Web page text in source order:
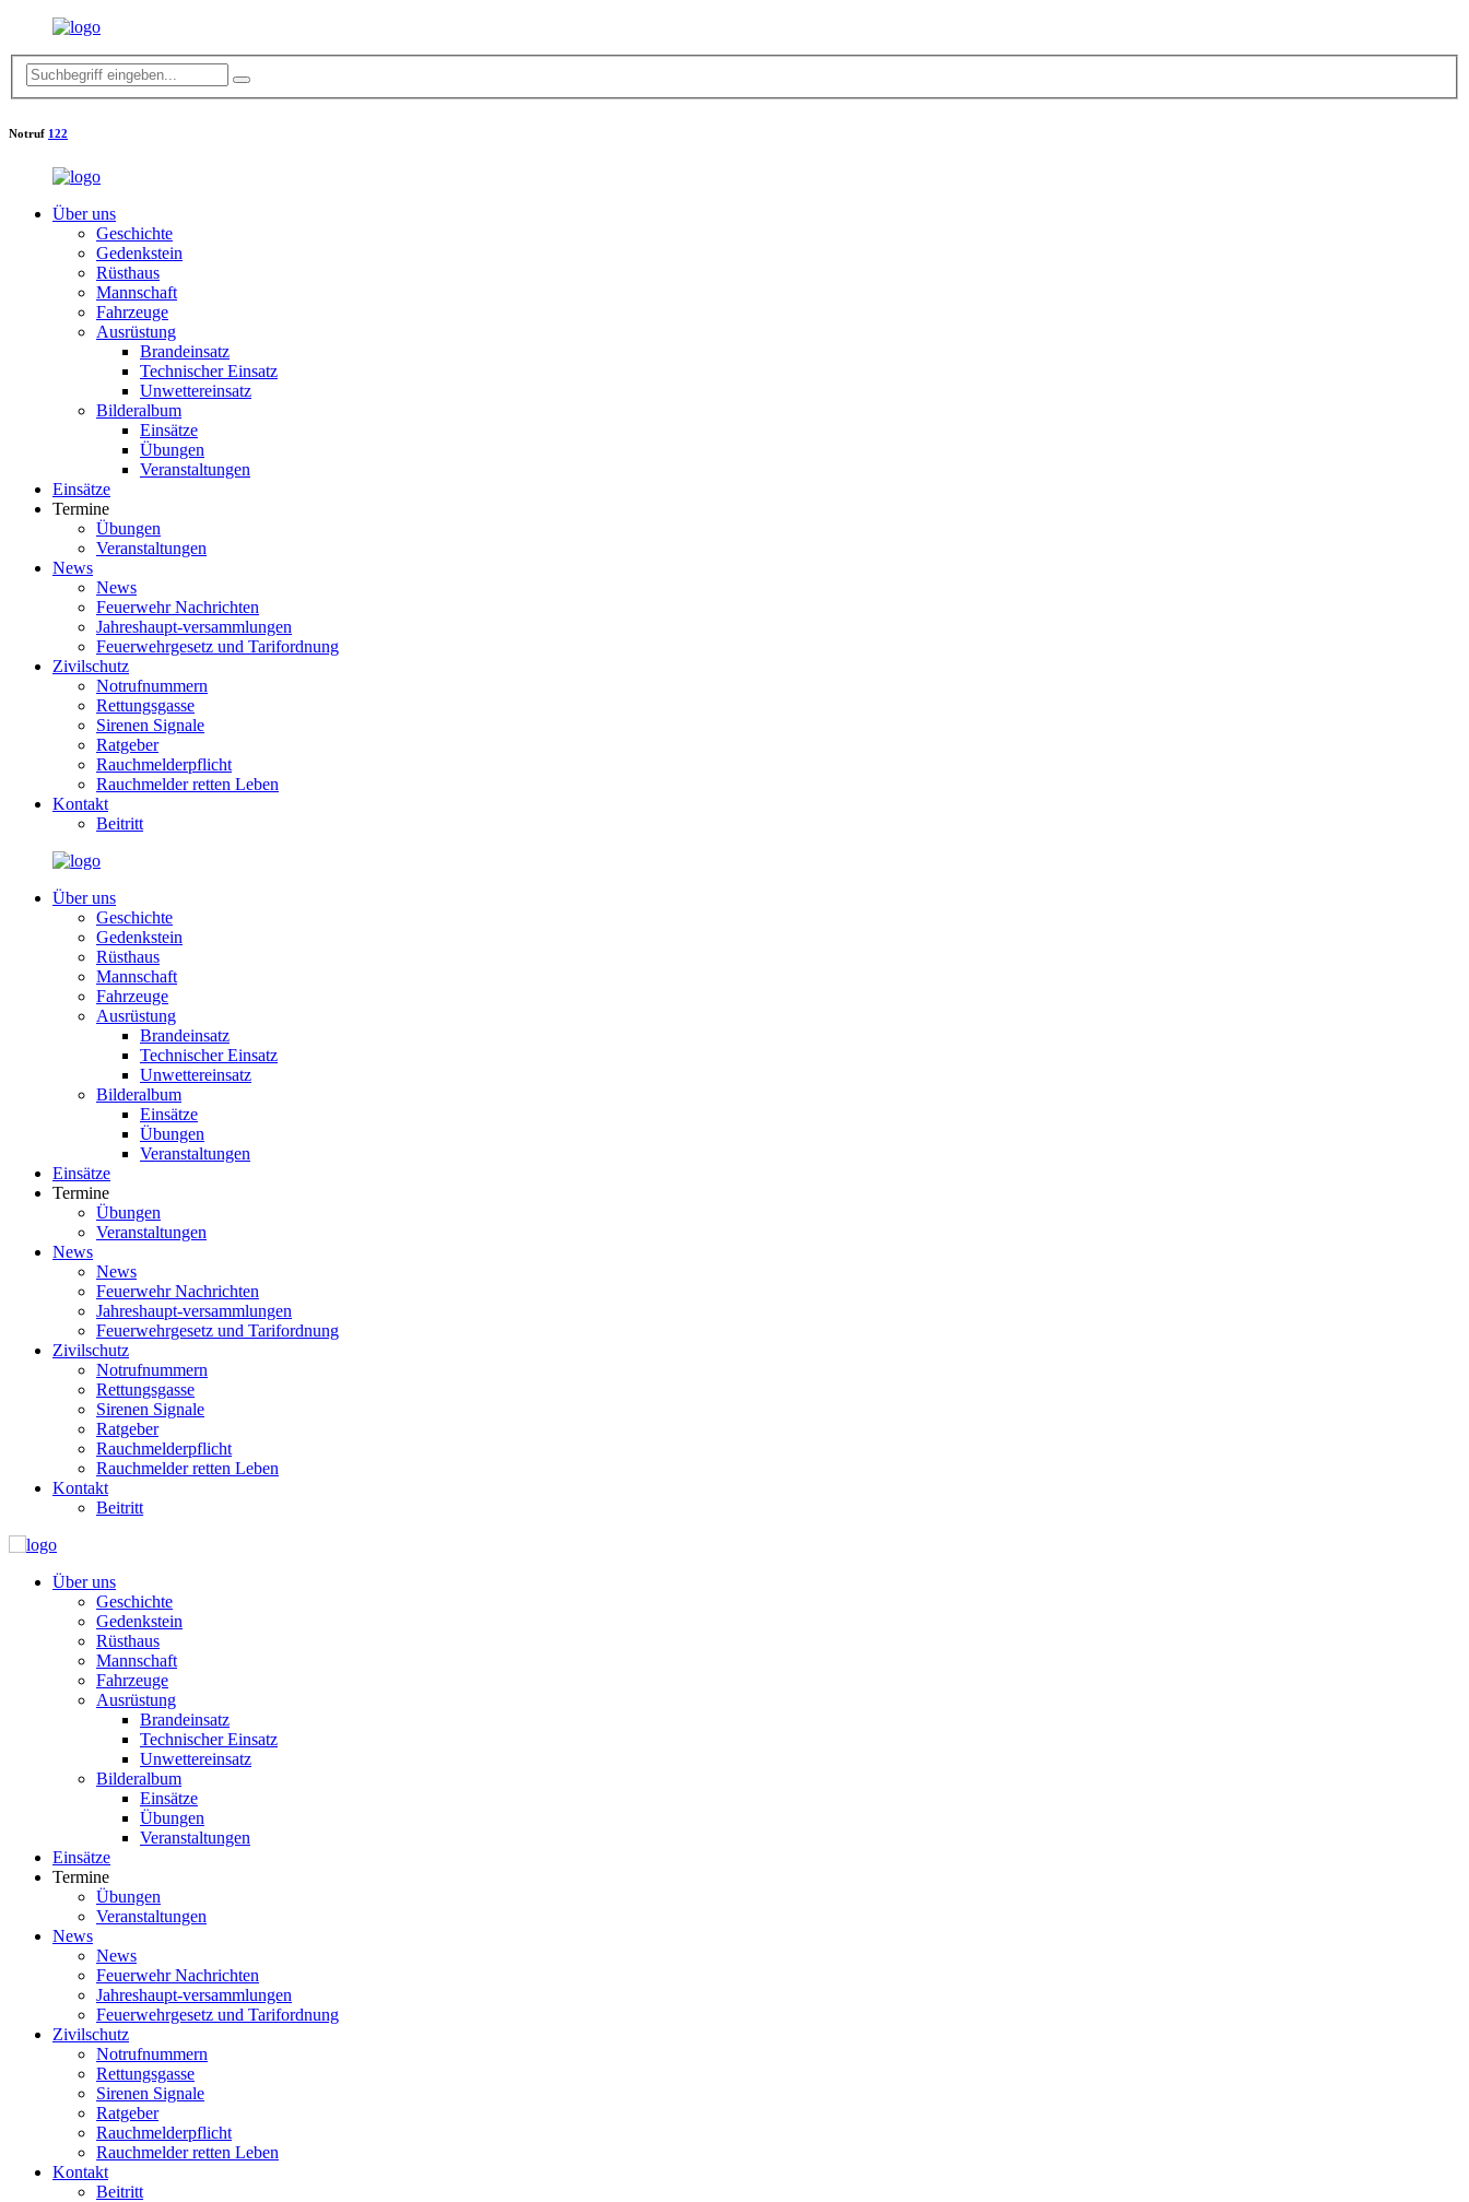
Notruf 122
Über uns
Geschichte
Gedenkstein
Rüsthaus
Mannschaft
Fahrzeuge
Ausrüstung
Brandeinsatz
Technischer Einsatz
Unwettereinsatz
Bilderalbum
Einsätze
Übungen
Veranstaltungen
Einsätze
Termine
Übungen
Veranstaltungen
News
News
Feuerwehr Nachrichten
Jahreshaupt-versammlungen
Feuerwehrgesetz und Tarifordnung
Zivilschutz
Notrufnummern
Rettungsgasse
Sirenen Signale
Ratgeber
Rauchmelderpflicht
Rauchmelder retten Leben
Kontakt
Beitritt
Über uns
Geschichte
Gedenkstein
Rüsthaus
Mannschaft
Fahrzeuge
Ausrüstung
Brandeinsatz
Technischer Einsatz
Unwettereinsatz
Bilderalbum
Einsätze
Übungen
Veranstaltungen
Einsätze
Termine
Übungen
Veranstaltungen
News
News
Feuerwehr Nachrichten
Jahreshaupt-versammlungen
Feuerwehrgesetz und Tarifordnung
Zivilschutz
Notrufnummern
Rettungsgasse
Sirenen Signale
Ratgeber
Rauchmelderpflicht
Rauchmelder retten Leben
Kontakt
Beitritt
Über uns
Geschichte
Gedenkstein
Rüsthaus
Mannschaft
Fahrzeuge
Ausrüstung
Brandeinsatz
Technischer Einsatz
Unwettereinsatz
Bilderalbum
Einsätze
Übungen
Veranstaltungen
Einsätze
Termine
Übungen
Veranstaltungen
News
News
Feuerwehr Nachrichten
Jahreshaupt-versammlungen
Feuerwehrgesetz und Tarifordnung
Zivilschutz
Notrufnummern
Rettungsgasse
Sirenen Signale
Ratgeber
Rauchmelderpflicht
Rauchmelder retten Leben
Kontakt
Beitritt